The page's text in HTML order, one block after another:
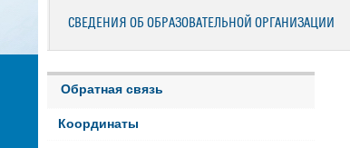
СВЕДЕНИЯ ОБ ОБРАЗОВАТЕЛЬНОЙ ОРГАНИЗАЦИИ
Обратная связь
Координаты